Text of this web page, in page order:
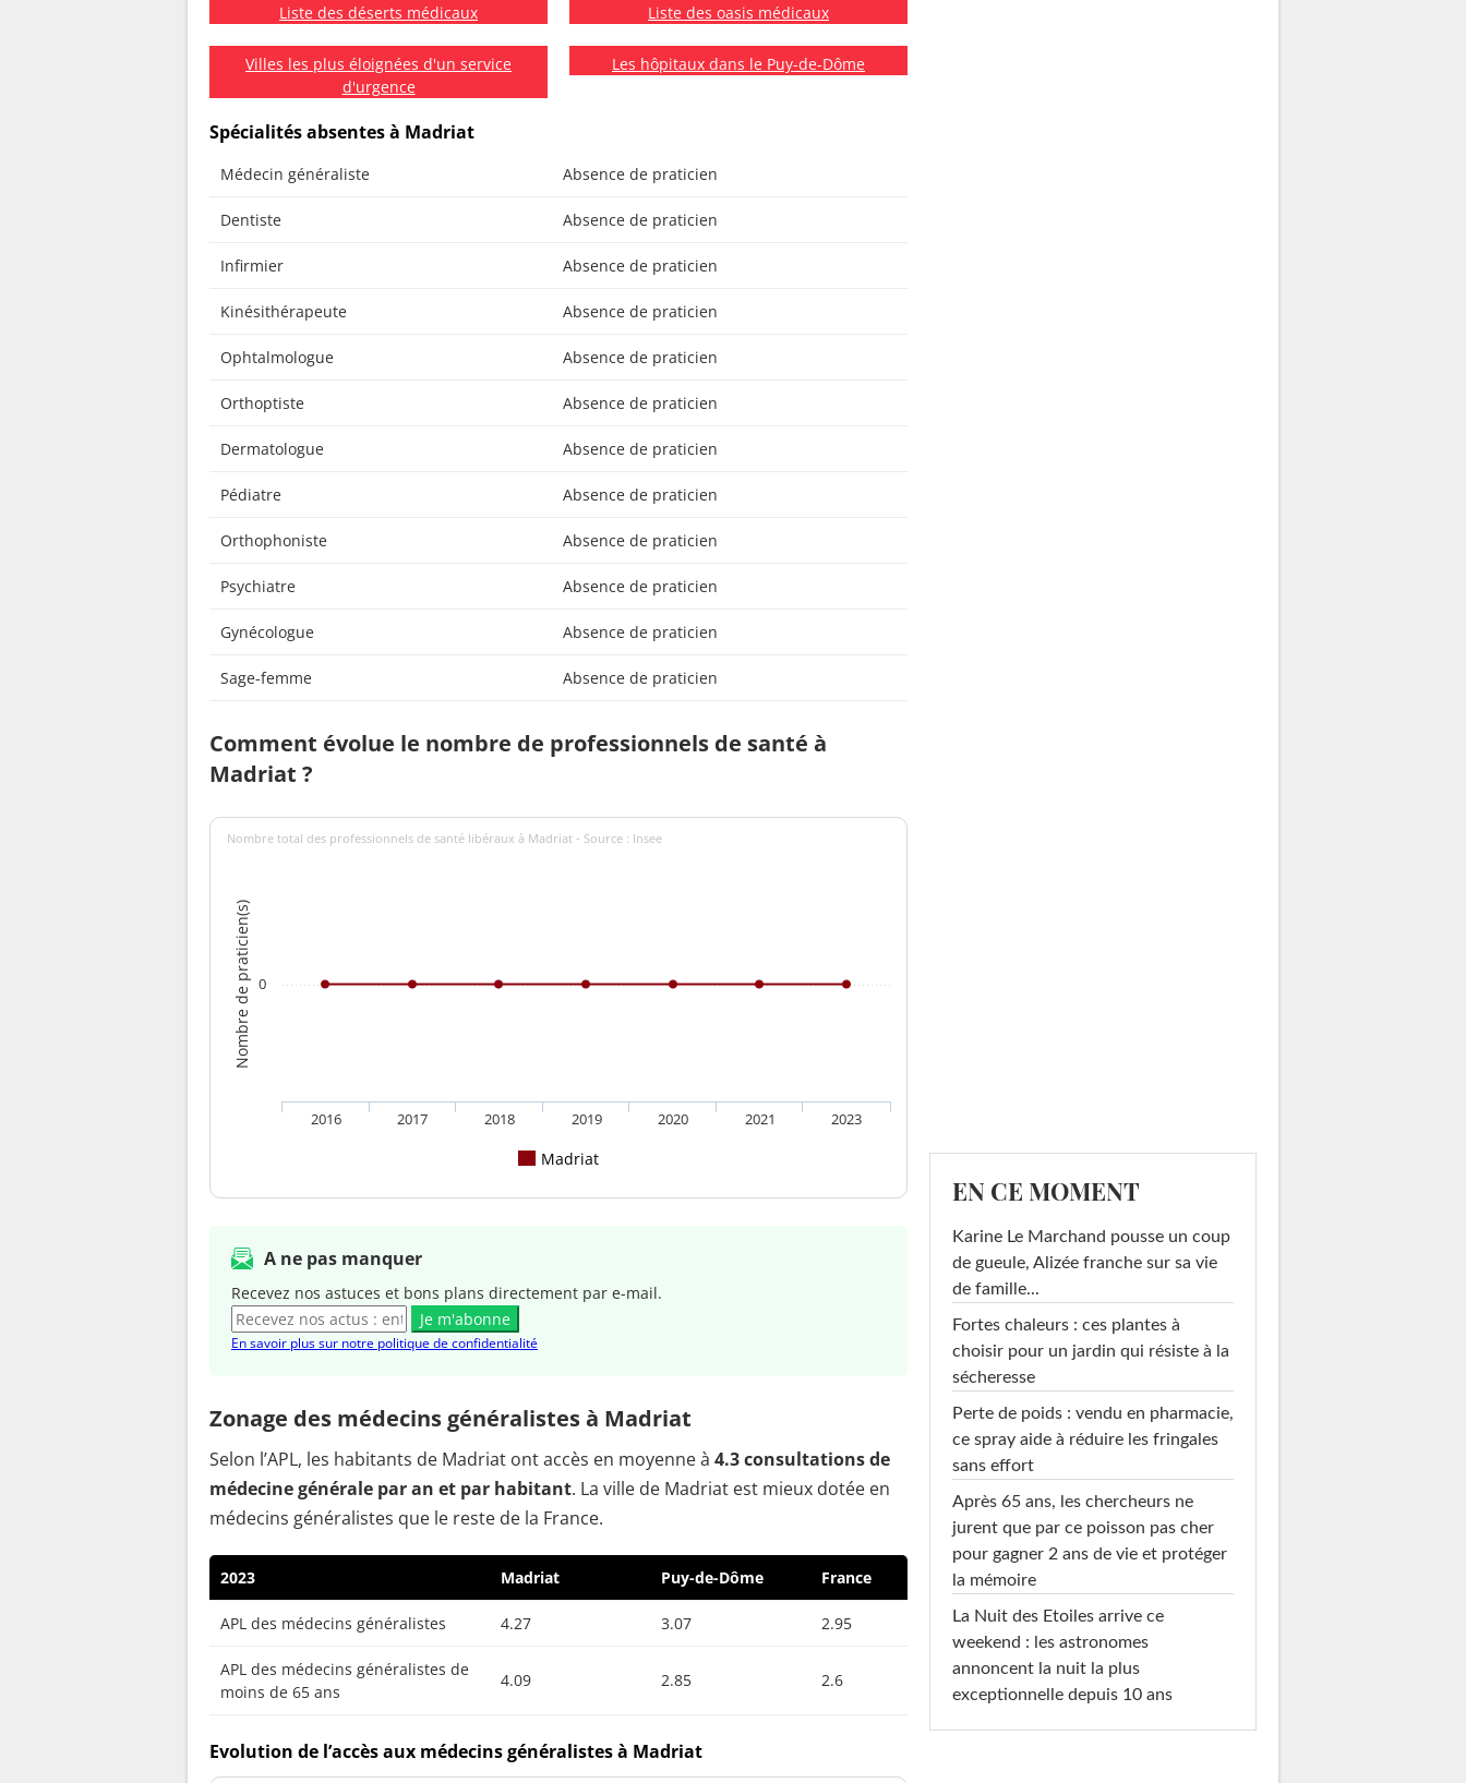
Liste des déserts médicaux Liste des oasis médicaux
Villes les plus éloignées d'un service
d'urgence
Les hôpitaux dans le Puy-de-Dôme
Spécialités absentes à Madriat
Médecin généraliste Absence de praticien
Dentiste Absence de praticien
Infirmier Absence de praticien
Kinésithérapeute Absence de praticien
Ophtalmologue Absence de praticien
Orthoptiste Absence de praticien
Dermatologue Absence de praticien
Pédiatre Absence de praticien
Orthophoniste Absence de praticien
Psychiatre Absence de praticien
Gynécologue Absence de praticien
Sage-femme Absence de praticien
Comment évolue le nombre de professionnels de santé à
Madriat ?
Nombre de praticien(s)
Nombre total des professionnels de santé libéraux à Madriat - Source : Insee
Madriat
2016 2017 2018 2019 2020 2021 2023
0
A ne pas manquer
Recevez nos astuces et bons plans directement par e-mail.
Je m'abonne
En savoir plus sur notre politique de confidentialité
Zonage des médecins généralistes à Madriat
Selon l’APL, les habitants de Madriat ont accès en moyenne à 4.3 consultations de
médecine générale par an et par habitant. La ville de Madriat est mieux dotée en
médecins généralistes que le reste de la France.
2023 Madriat Puy-de-Dôme France
APL des médecins généralistes 4.27 3.07 2.95
APL des médecins généralistes de
moins de 65 ans
4.09 2.85 2.6
Evolution de l’accès aux médecins généralistes à Madriat
EN CE MOMENT
Karine Le Marchand pousse un coup
de gueule, Alizée franche sur sa vie
de famille...
Fortes chaleurs : ces plantes à
choisir pour un jardin qui résiste à la
sécheresse
Perte de poids : vendu en pharmacie,
ce spray aide à réduire les fringales
sans effort
Après 65 ans, les chercheurs ne
jurent que par ce poisson pas cher
pour gagner 2 ans de vie et protéger
la mémoire
La Nuit des Etoiles arrive ce
weekend : les astronomes
annoncent la nuit la plus
exceptionnelle depuis 10 ans